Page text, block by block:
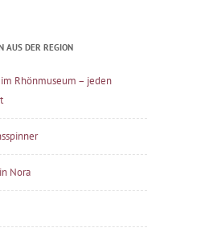
AUS DER REGION
Rhönmuseum – jeden
Nora